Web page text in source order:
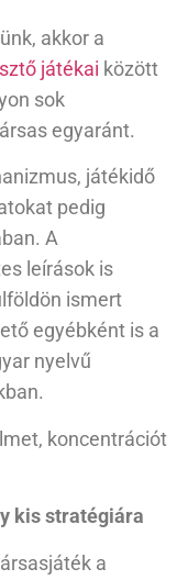
akkor a
játékai között
sok
egyaránt.
játékidő
pedig
A
leírások is
ismert
egyébként is a
nyelvű
koncentrációt
kis stratégiára
a